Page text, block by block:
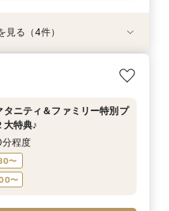
◎】人気ドレス２５万円
食付
〜
〜
約
でヘアコスメ＆1万円ギフ
ェア
〜
〜
約
統の大聖堂チャペル*最大
ギフト券１万円
〜
〜
約
】愛犬と誓うリングドッグ演
大15大特典付き
〜
〜
約
見る（4件）
ニティ＆ファミリー特別プ
大特典♪
程度
〜
〜